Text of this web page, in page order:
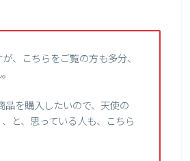
、こちらをご覧の方も多分、
を購入したいので、天使の
と、思っている人も、こちら